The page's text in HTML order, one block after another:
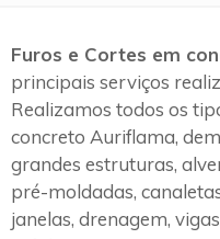
Furos e Cortes em
principais serviços
Realizamos todos os
concreto Auriflama,
grandes estruturas,
pré-moldadas,
janelas, drenagem,